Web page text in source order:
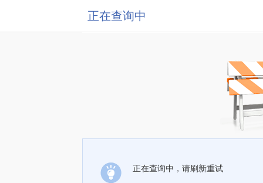
正在查询中
正在查询中，请刷新重试